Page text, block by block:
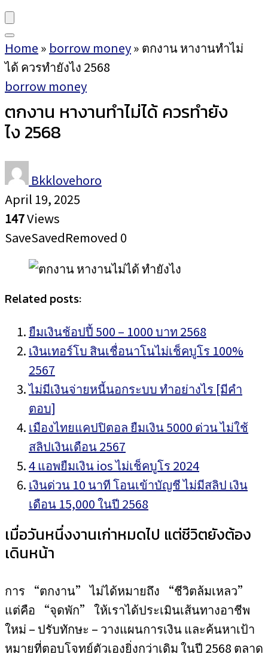
Home » borrow money» ตกงาน หางานทำไม่
ได้ ควรทำยังไง 2568
borrow money
ตกงาน หางานทำไม่ได้ ควรทำยัง
ไง 2568
Bkklovehoro
April 19, 2025
147Views
SaveSavedRemoved 0
Related posts:
ยืมเงินช้อปปี้ 500 – 1000 บาท 2568
เงินเทอร์โบ สินเชื่อนาโนไม่เช็คบูโร 100%
2567
ไม่มีเงินจ่ายหนี้นอกระบบ ทำอย่างไร [มีคำ
ตอบ]
เมืองไทยแคปปิตอล ยืมเงิน 5000 ด่วน ไม่ใช้
สลิปเงินเดือน 2567
4 แอพยืมเงิน ios ไม่เช็คบูโร 2024
เงินด่วน 10 นาที โอนเข้าบัญชี ไม่มีสลิป เงิน
เดือน 15,000 ในปี 2568
เมื่อวันหนึ่งงานเก่าหมดไป แต่ชีวิตยังต้อง
เดินหน้า
การ “ตกงาน” ไม่ได้หมายถึง “ชีวิตล้มเหลว”
แต่คือ “จุดพัก” ให้เราได้ประเมินเส้นทางอาชีพ
ใหม่ – ปรับทักษะ – วางแผนการเงิน และค้นหาเป้า
หมายที่ตอบโจทย์ตัวเองยิ่งกว่าเดิม ในปี 2568 ตลาด